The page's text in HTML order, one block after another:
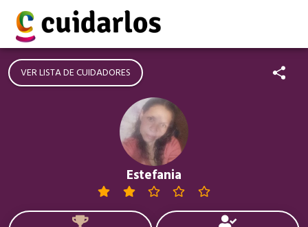
VER LISTA DE CUIDADORES
Estefania